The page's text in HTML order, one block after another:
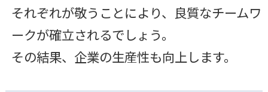
それぞれが敬うことにより、良質なチームワ
ークが確立されるでしょう。
その結果、企業の生産性も向上します。